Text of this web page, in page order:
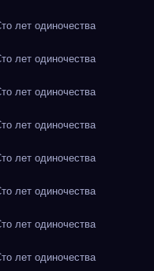
лет одиночества
лет одиночества
лет одиночества
лет одиночества
лет одиночества
лет одиночества
лет одиночества
лет одиночества